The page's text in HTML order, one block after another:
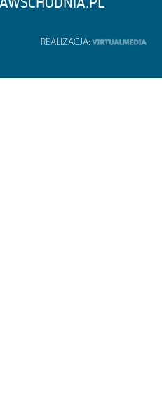
REALIZACJA: